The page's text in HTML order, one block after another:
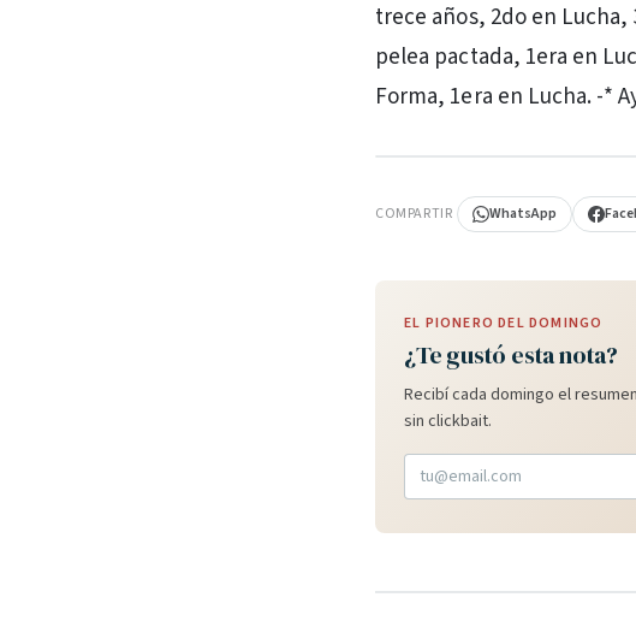
trece años, 2do en
pelea pactada, 1era en
Forma, 1era en Lucha. -*
COMPARTIR WhatsApp
EL PIONERO DEL DOMINGO
¿Te gustó esta nota?
Recibí cada domingo el
sin clickbait.